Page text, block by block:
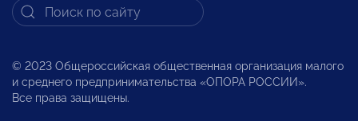
© 2023 Общероссийская общественная организация малого
и среднего предпринимательства «ОПОРА РОССИИ».
Все права защищены.